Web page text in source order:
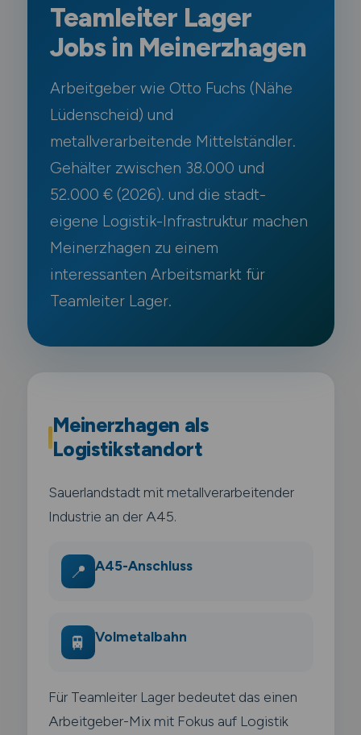
Teamleiter Lager
Jobs in Meinerzhagen
Arbeitgeber wie Otto Fuchs (Nähe
Lüdenscheid) und
metallverarbeitende Mittelständler.
Gehälter zwischen 38.000 und
52.000 € (2026). und die stadt-
eigene Logistik-Infrastruktur machen
Meinerzhagen zu einem
interessanten Arbeitsmarkt für
Teamleiter Lager.
Meinerzhagen als
Logistikstandort
Sauerlandstadt mit metallverarbeitender
Industrie an der A45.
📍 A45-Anschluss
🚆 Volmetalbahn
Für Teamleiter Lager bedeutet das einen
Arbeitgeber-Mix mit Fokus auf Logistik